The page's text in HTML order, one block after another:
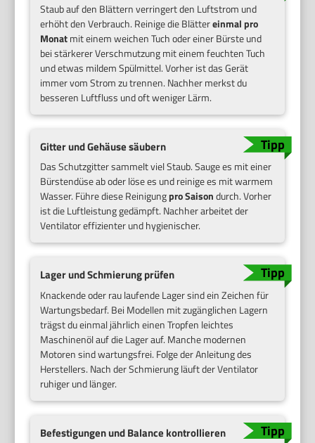
Staub auf den Blättern verringert den Luftstrom und
erhöht den Verbrauch. Reinige die Blättereinmal pro
Monatmit einem weichen Tuch oder einer Bürste und
bei stärkerer Verschmutzung mit einem feuchten Tuch
und etwas mildem Spülmittel. Vorher ist das Gerät
immer vom Strom zu trennen. Nachher merkst du
besseren Luftfluss und oft weniger Lärm.
Gitter und Gehäuse säubern
Das Schutzgitter sammelt viel Staub. Sauge es mit einer
Bürstendüse ab oder löse es und reinige es mit warmem
Wasser. Führe diese Reinigungpro Saisondurch. Vorher
ist die Luftleistung gedämpft. Nachher arbeitet der
Ventilator effizienter und hygienischer.
Lager und Schmierung prüfen
Knackende oder rau laufende Lager sind ein Zeichen für
Wartungsbedarf. Bei Modellen mit zugänglichen Lagern
trägst du einmal jährlich einen Tropfen leichtes
Maschinenöl auf die Lager auf. Manche modernen
Motoren sind wartungsfrei. Folge der Anleitung des
Herstellers. Nach der Schmierung läuft der Ventilator
ruhiger und länger.
Befestigungen und Balance kontrollieren